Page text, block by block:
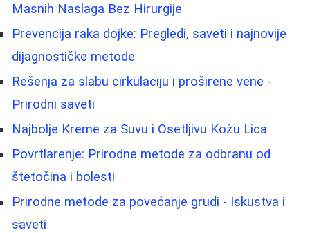
Masnih Naslaga Bez Hirurgije
Prevencija raka dojke: Pregledi, saveti i najnovije
dijagnostičke metode
Rešenja za slabu cirkulaciju i proširene vene -
Prirodni saveti
Najbolje Kreme za Suvu i Osetljivu Kožu Lica
Povrtlarenje: Prirodne metode za odbranu od
štetočina i bolesti
Prirodne metode za povećanje grudi - Iskustva i
saveti